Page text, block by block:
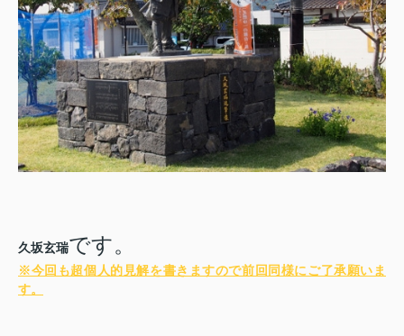
久坂玄瑞です。
※今回も超個人的見解を書きますので前回同様にご了承願いま
す。